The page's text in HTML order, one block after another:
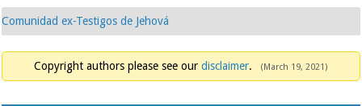
Comunidad ex-Testigos de Jehová
Copyright authors please see our disclaimer. (March 19, 2021)